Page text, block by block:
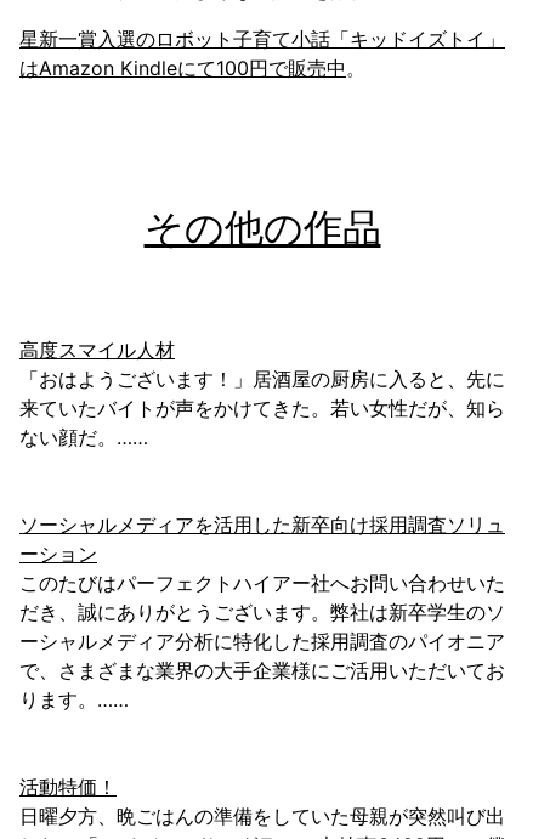
星新一賞入選のロボット子育て小話「キッドイズトイ」
はAmazon Kindleにて100円で販売中。
その他の作品
高度スマイル人材
「おはようございます！」居酒屋の厨房に入ると、先に
来ていたバイトが声をかけてきた。若い女性だが、知ら
ない顔だ。……
ソーシャルメディアを活用した新卒向け採用調査ソリュ
ーション
このたびはパーフェクトハイアー社へお問い合わせいた
だき、誠にありがとうございます。弊社は新卒学生のソ
ーシャルメディア分析に特化した採用調査のパイオニア
で、さまざまな業界の大手企業様にご活用いただいてお
ります。……
活動特価！
日曜夕方、晩ごはんの準備をしていた母親が突然叫び出